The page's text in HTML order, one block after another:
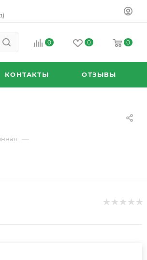
0 0 0
КОНТАКТЫ ОТЗЫВЫ
—